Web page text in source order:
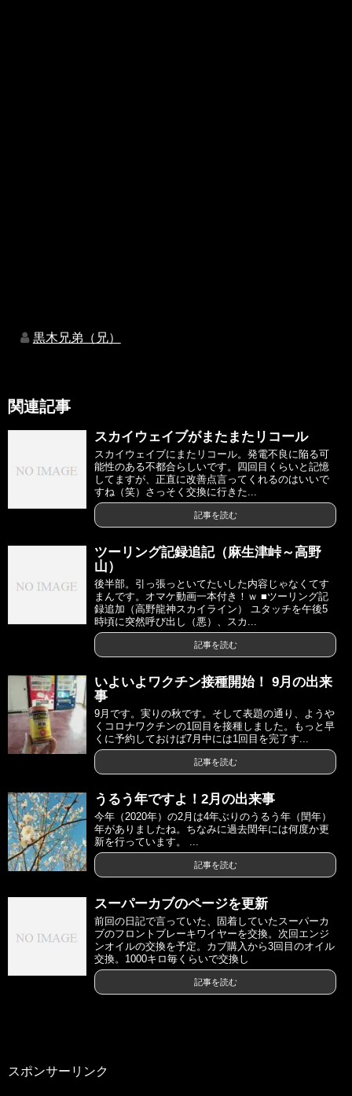
黒木兄弟（兄）
関連記事
スカイウェイブがまたまたリコール
スカイウェイブにまたリコール。発電不良に陥る可
能性のある不都合らしいです。四回目くらいと記憶
してますが、正直に改善点言ってくれるのはいいで
すね（笑）さっそく交換に行きた...
記事を読む
ツーリング記録追記（麻生津峠～高野
山）
後半部。引っ張っといてたいした内容じゃなくてす
まんです。オマケ動画一本付き！ｗ ■ツーリング記
録追加（高野龍神スカイライン） ユタッチを午後5
時頃に突然呼び出し（悪）、スカ...
記事を読む
いよいよワクチン接種開始！ 9月の出来
事
9月です。実りの秋です。そして表題の通り、ようや
くコロナワクチンの1回目を接種しました。もっと早
くに予約しておけば7月中には1回目を完了す...
記事を読む
うるう年ですよ！2月の出来事
今年（2020年）の2月は4年ぶりのうるう年（閏年）
年がありましたね。ちなみに過去閏年には何度か更
新を行っています。 ...
記事を読む
スーパーカブのページを更新
前回の日記で言っていた、固着していたスーパーカ
ブのフロントブレーキワイヤーを交換。次回エンジ
ンオイルの交換を予定。カブ購入から3回目のオイル
交換。1000キロ毎くらいで交換し
記事を読む
スポンサーリンク